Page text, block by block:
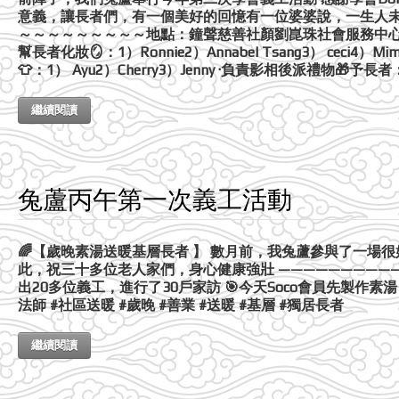
意義，讓長者們，有一個美好的回憶有一位婆婆說，一生
～～～～～～～～～地點：鐘聲慈善社顏劉崑珠社會服務中
幫長者化妝🪞：1）Ronnie2）Annabel Tsang3） ceci4）
👕：1） Ayu2）Cherry3）Jenny ·負責影相後派禮物🎁予長
繼續閱讀
兔蘆丙午第一次義工活動
🌈【歲晚素湯送暖基層長者 】 數月前，我兔蘆參與了一場
此，祝三十多位老人家們，身心健康強壯
出20多位義工，進行了30戶家訪 🎯今天Soco會員先製作素
法師 #社區送暖 #歲晚 #善業 #送暖 #基層 #獨居長者
繼續閱讀